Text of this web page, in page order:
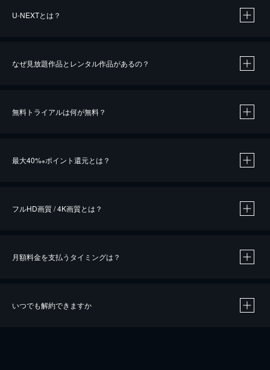
U-NEXTとは？
なぜ見放題作品とレンタル作品があるの？
無料トライアルは何が無料？
最大40%※ポイント還元とは？
※40％ポイント還元の対象は、クレジットカード決済による作品の購入 / レンタルです。
iOSアプリのUコイン決済による作品の購入 / レンタルは、20％のポイント還元です。
フルHD画質 / 4K画質とは？
月額料金を支払うタイミングは？
いつでも解約できますか